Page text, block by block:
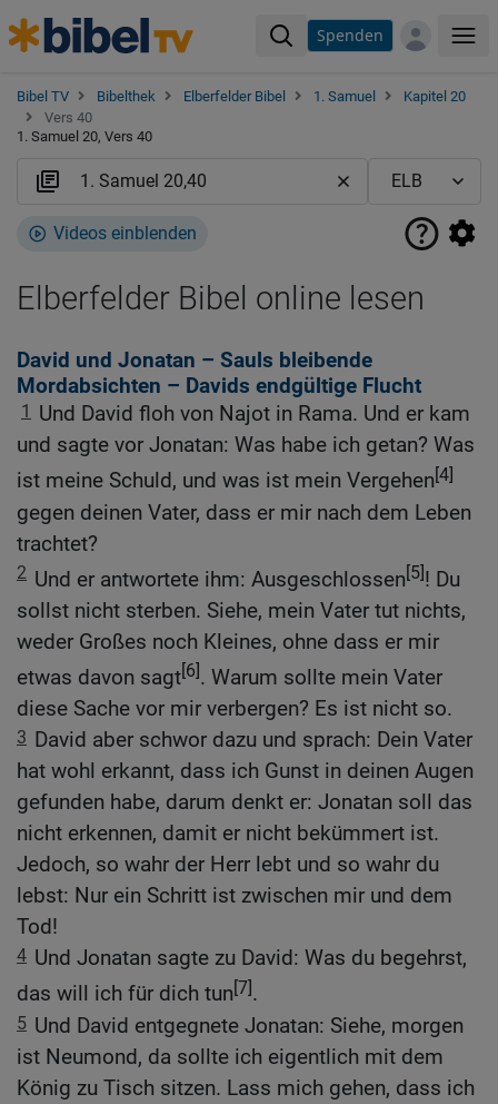
Spenden
Bibel TV Bibelthek Elberfelder Bibel 1. Samuel
Kapitel 20
Vers 40
1. Samuel 20, Vers 40
Videos einblenden
Elberfelder Bibel online lesen
David und Jonatan – Sauls bleibende
Mordabsichten – Davids endgültige Flucht
1
Und David floh von Najot in Rama. Und er kam
und sagte vor Jonatan: Was habe ich getan? Was
ist meine Schuld, und was ist mein Vergehen[4]
gegen deinen Vater, dass er mir nach dem Leben
trachtet?
2 Und er antwortete ihm: Ausgeschlossen[5]! Du
sollst nicht sterben. Siehe, mein Vater tut nichts,
weder Großes noch Kleines, ohne dass er mir
etwas davon sagt[6]. Warum sollte mein Vater
diese Sache vor mir verbergen? Es ist nicht so.
3 David aber schwor dazu und sprach: Dein Vater
hat wohl erkannt, dass ich Gunst in deinen Augen
gefunden habe, darum denkt er: Jonatan soll das
nicht erkennen, damit er nicht bekümmert ist.
Jedoch, so wahr der Herr lebt und so wahr du
lebst: Nur ein Schritt ist zwischen mir und dem
Tod!
4 Und Jonatan sagte zu David: Was du begehrst,
das will ich für dich tun[7].
5 Und David entgegnete Jonatan: Siehe, morgen
ist Neumond, da sollte ich eigentlich mit dem
König zu Tisch sitzen. Lass mich gehen, dass ich